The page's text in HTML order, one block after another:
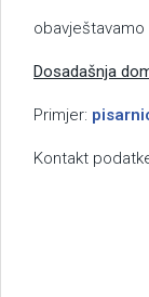
Dosadašnja
Primjer:
Kontakt